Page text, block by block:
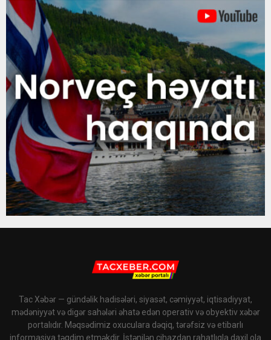
Tac Xəbər — gündəlik hadisələri, siyasət, cəmiyyət, iqtisadiyyat,
mədəniyyət və digər sahələri əhatə edən operativ və obyektiv xəbər
portalıdır. Məqsədimiz oxuculara dəqiq, tərəfsiz və etibarlı
informasiya təqdim etməkdir. İstənilən cihazdan rahatlıqla daxil ola